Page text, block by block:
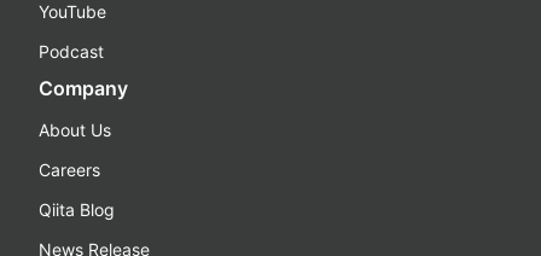
YouTube
Podcast
Company
About Us
Careers
Qiita Blog
News Release